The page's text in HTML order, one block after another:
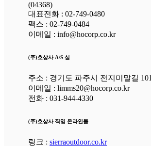
(04368)
대표전화 : 02-749-0480
팩스 : 02-749-0484
이메일 : info@hocorp.co.kr
(주)호상사 A/S 실
주소 : 경기도 파주시 전지미말길
이메일 : limms20@hocorp.co.kr
전화 : 031-944-4330
(주)호상사 직영 온라인몰
링크 : sierraoutdoor.co.kr